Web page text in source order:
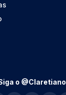
o @Claretiano